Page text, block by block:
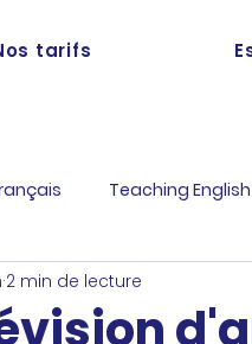
tarifs
Teaching English
2 min de lecture